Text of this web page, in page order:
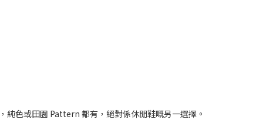
色或田園 Pattern 都有，絕對係休閒鞋嘅另一選擇。